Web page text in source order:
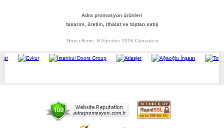
Adra promosyon ürünleri
tasarım, üretim, ithalat ve toptan satış
Güncelleme: 8 Ağustos 2026 Cumartesi